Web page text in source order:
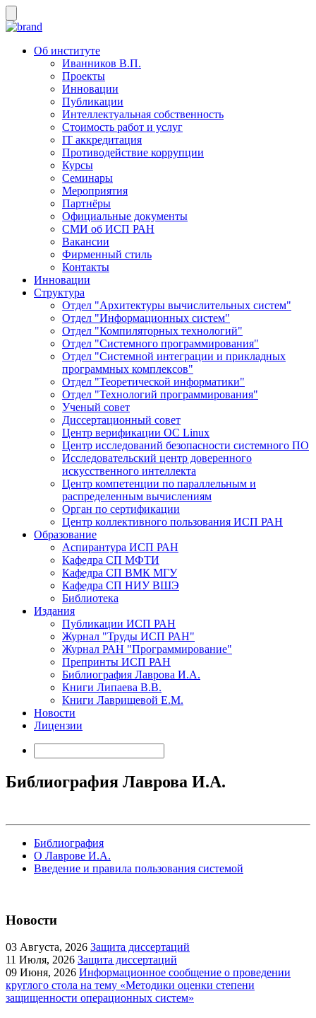
Об институте
Иванников В.П.
Проекты
Инновации
Публикации
Интеллектуальная собственность
Стоимость работ и услуг
IT аккредитация
Противодействие коррупции
Курсы
Семинары
Мероприятия
Партнёры
Официальные документы
СМИ об ИСП РАН
Вакансии
Фирменный стиль
Контакты
Инновации
Структура
Отдел "Архитектуры вычислительных систем"
Отдел "Информационных систем"
Отдел "Компиляторных технологий"
Отдел "Системного программирования"
Отдел "Системной интеграции и прикладных
программных комплексов"
Отдел "Теоретической информатики"
Отдел "Технологий программирования"
Ученый совет
Диссертационный совет
Центр верификации ОС Linux
Центр исследований безопасности системного ПО
Исследовательский центр доверенного
искусственного интеллекта
Центр компетенции по параллельным и
распределенным вычислениям
Орган по сертификации
Центр коллективного пользования ИСП РАН
Образование
Аспирантура ИСП РАН
Кафедра СП МФТИ
Кафедра СП ВМК МГУ
Кафедра СП НИУ ВШЭ
Библиотека
Издания
Публикации ИСП РАН
Журнал "Труды ИСП РАН"
Журнал РАН "Программирование"
Препринты ИСП РАН
Библиография Лаврова И.А.
Книги Липаева В.В.
Книги Лаврищевой Е.М.
Новости
Лицензии
Библиография Лаврова И.А.
Библиография
О Лаврове И.А.
Введение и правила пользования системой
Новости
03 Августа, 2026 Защита диссертаций
11 Июля, 2026 Защита диссертаций
09 Июня, 2026 Информационное сообщение о проведении
круглого стола на тему «Методики оценки степени
защищенности операционных систем»